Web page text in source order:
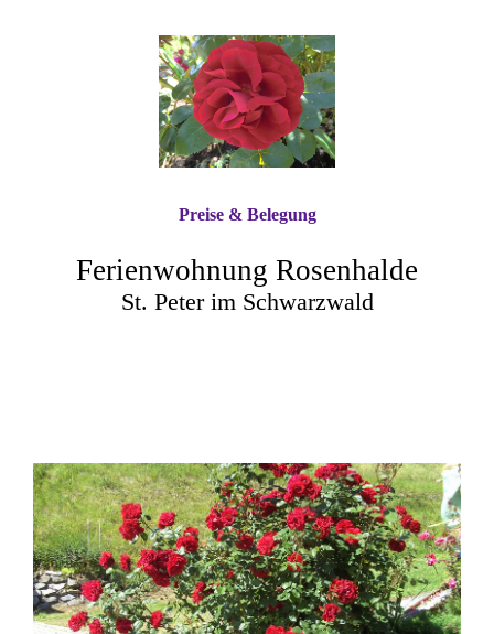
Ferienwohnung Rosenhalde
St. Peter im Schwarzwald
Preise & Belegung